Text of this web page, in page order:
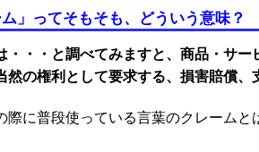
」ってそもそも、どういう意味？
・・・と調べてみますと、商品・サ
然の権利として要求する、損害賠償、
に普段使っている言葉のクレームと